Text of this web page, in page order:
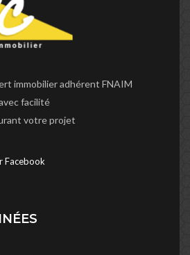
immobilier adhérent FNAIM
facilité
votre projet
Facebook